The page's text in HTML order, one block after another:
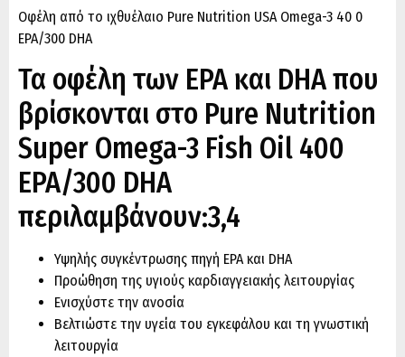
Οφέλη από το ιχθυέλαιο Pure Nutrition USA Omega-3 40 0 ​​
EPA/300 DHA
Τα οφέλη των EPA και DHA που
βρίσκονται στο Pure Nutrition
Super Omega-3 Fish Oil 400
EPA/300 DHA
περιλαμβάνουν:3,4
Υψηλής συγκέντρωσης πηγή EPA και DHA
Προώθηση της υγιούς καρδιαγγειακής λειτουργίας
Ενισχύστε την ανοσία
Βελτιώστε την υγεία του εγκεφάλου και τη γνωστική
λειτουργία